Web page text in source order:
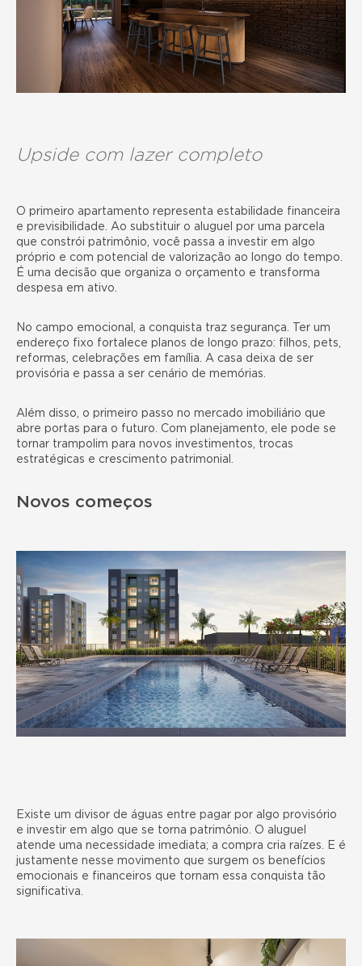
Upside com lazer completo
O primeiro apartamento representa estabilidade financeira
e previsibilidade. Ao substituir o aluguel por uma parcela
que constrói patrimônio, você passa a investir em algo
próprio e com potencial de valorização ao longo do tempo.
É uma decisão que organiza o orçamento e transforma
despesa em ativo.
No campo emocional, a conquista traz segurança. Ter um
endereço fixo fortalece planos de longo prazo: filhos, pets,
reformas, celebrações em família. A casa deixa de ser
provisória e passa a ser cenário de memórias.
Além disso, o primeiro passo no mercado imobiliário que
abre portas para o futuro. Com planejamento, ele pode se
tornar trampolim para novos investimentos, trocas
estratégicas e crescimento patrimonial.
Novos começos
Existe um divisor de águas entre pagar por algo provisório
e investir em algo que se torna patrimônio. O aluguel
atende uma necessidade imediata; a compra cria raízes. E é
justamente nesse movimento que surgem os benefícios
emocionais e financeiros que tornam essa conquista tão
significativa.